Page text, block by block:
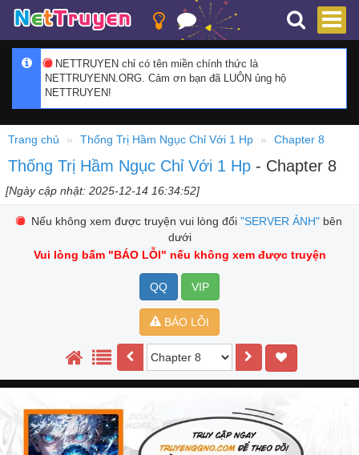
NETTRUYEN chỉ có tên miền chính thức là
NETTRUYENN.ORG. Cảm ơn bạn đã LUÔN ủng hộ
NETTRUYEN!
Trang chủ Thống Trị Hầm Ngục Chỉ Với 1 Hp Chapter 8
Thống Trị Hầm Ngục Chỉ Với 1 Hp - Chapter 8
[Ngày cập nhật: 2025-12-14 16:34:52]
Nếu không xem được truyện vui lòng đổi "SERVER ẢNH"bên
dưới
Vui lòng bấm "BÁO LỖI" nếu không xem được truyện
QQ VIP
BÁO LỖI